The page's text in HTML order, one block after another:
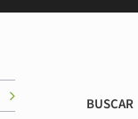
BUSCAR